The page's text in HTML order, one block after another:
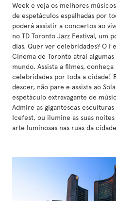
Week e veja os melhores
de espetáculos espalhadas por
poderá assistir a concertos ao
no TD Toronto Jazz Festival, um
dias. Quer ver celebridades? O
Cinema de Toronto atrai
mundo. Assista a filmes,
celebridades por toda a cidade!
descer, não pare e assista ao
espetáculo extravagante de
Admire as gigantescas
Icefest, ou ilumine as suas
arte luminosas nas ruas da